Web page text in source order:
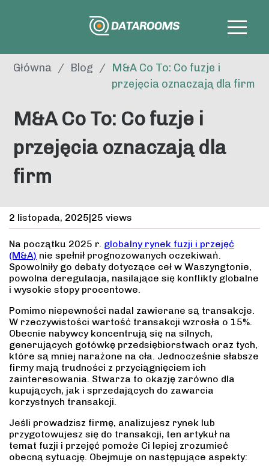
Główna / Blog / M&A Co To: Co fuzje i
przejęcia oznaczają dla firm
M&A Co To: Co fuzje i
przejęcia oznaczają dla
firm
2 listopada, 2025|25 views
Na początku 2025 r. globalny rynek fuzji i przejęć
(M&A) nie spełnił prognozowanych oczekiwań.
Spowolniły go debaty dotyczące ceł w Waszyngtonie,
powolna deregulacja, nasilające się konflikty globalne
i wysokie stopy procentowe.
Pomimo niepewności nadal zawierane są transakcje.
W rzeczywistości wartość transakcji wzrosła o 15%.
Obecnie nabywcy koncentrują się na silnych,
generujących gotówkę przedsiębiorstwach oraz tych,
które są mniej narażone na cła. Jednocześnie słabsze
firmy mają trudności z przyciągnięciem ich
zainteresowania. Stwarza to okazję zarówno dla
kupujących, jak i sprzedających do zawarcia
korzystnych transakcji.
Jeśli prowadzisz firmę, analizujesz rynek lub
przygotowujesz się do transakcji, ten artykuł na
temat fuzji i przejęć pomoże Ci lepiej zrozumieć
obecną sytuację. Obejmuje on następujące aspekty: